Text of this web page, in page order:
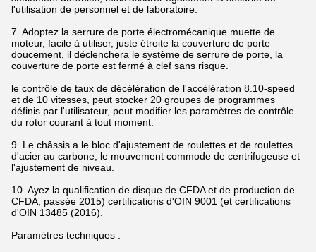
l'utilisation de personnel et de laboratoire.
7. Adoptez la serrure de porte électromécanique muette de
moteur, facile à utiliser, juste étroite la couverture de porte
doucement, il déclenchera le système de serrure de porte, la
couverture de porte est fermé à clef sans risque.
le contrôle de taux de décélération de l'accélération 8.10-speed
et de 10 vitesses, peut stocker 20 groupes de programmes
définis par l'utilisateur, peut modifier les paramètres de contrôle
du rotor courant à tout moment.
9. Le châssis a le bloc d'ajustement de roulettes et de roulettes
d'acier au carbone, le mouvement commode de centrifugeuse et
l'ajustement de niveau.
10. Ayez la qualification de disque de CFDA et de production de
CFDA, passée 2015) certifications d'OIN 9001 (et certifications
d'OIN 13485 (2016).
Paramètres techniques :